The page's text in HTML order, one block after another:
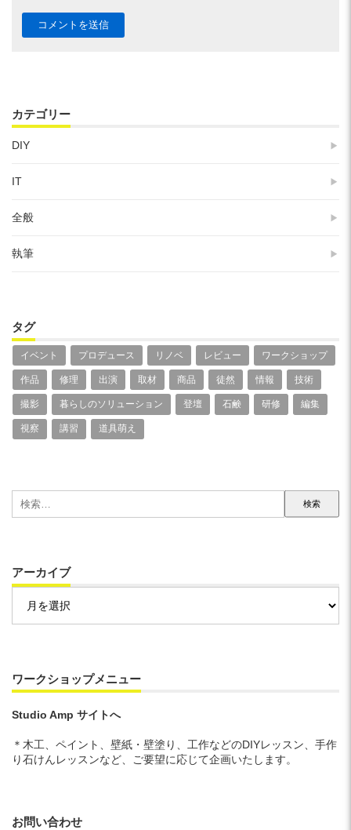
カテゴリー
DIY
IT
全般
執筆
タグ
イベント プロデュース リノベ レビュー ワークショップ
作品 修理 出演 取材 商品 徒然 情報 技術
撮影 暮らしのソリューション 登壇 石鹸 研修 編集
視察 講習 道具萌え
索:
アーカイブ
カ
ワークショップメニュー
Studio Amp サイトへ
＊木工、ペイント、壁紙・壁塗り、工作などのDIYレッスン、手作
り石けんレッスンなど、ご要望に応じて企画いたします。
お問い合わせ